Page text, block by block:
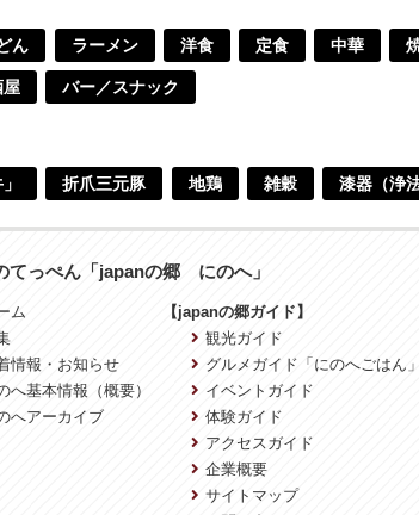
ん ラーメン 洋食 定食 中華
屋 バー／スナック
折爪三元豚 地鶏 雑穀 漆器（浄
てっぺん「japanの郷 にのへ」
ム
情報・お知らせ
へ基本情報（概要）
へアーカイブ
【japanの郷ガイド】
観光ガイド
グルメガイド「にのへごはん」
イベントガイド
体験ガイド
アクセスガイド
企業概要
サイトマップ